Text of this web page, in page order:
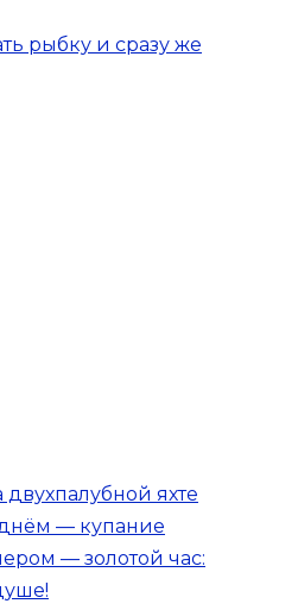
рыбку и сразу же
яхте
— купание
— золотой час: